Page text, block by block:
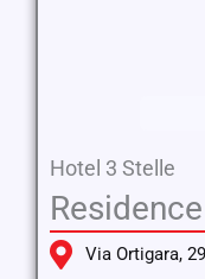
Hotel 3 Stelle
Via Ortigara,